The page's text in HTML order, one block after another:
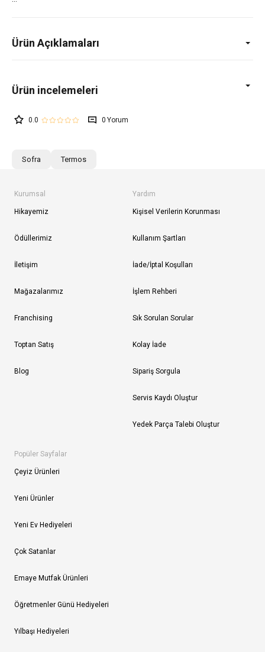
Ürün Açıklamaları
0.0 0
Sofra Termos
Kurumsal
Hikayemiz
Ödüllerimiz
İletişim
Mağazalarımız
Franchising
Toptan Satış
Blog
Yardım
Kişisel Verilerin Korunması
Kullanım Şartları
İade/İptal Koşulları
İşlem Rehberi
Sık Sorulan Sorular
Kolay İade
Sipariş Sorgula
Servis Kaydı Oluştur
Yedek Parça Talebi Oluştur
Popüler Sayfalar
Çeyiz Ürünleri
Yeni Ürünler
Yeni Ev Hediyeleri
Çok Satanlar
Emaye Mutfak Ürünleri
Öğretmenler Günü Hediyeleri
Yılbaşı Hediyeleri